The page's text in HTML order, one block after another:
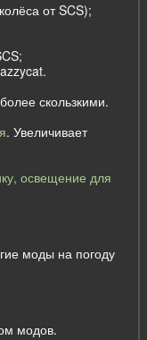
от SCS);
скользкими.
. Увеличивает
освещение для
моды на погоду
модов.